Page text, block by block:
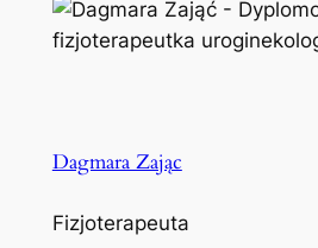
Dagmara Zając
Fizjoterapeuta